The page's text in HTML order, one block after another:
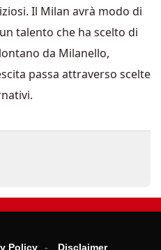
Il Milan avrà modo di
talento che ha scelto di
da Milanello,
passa attraverso scelte
Policy Disclaimer